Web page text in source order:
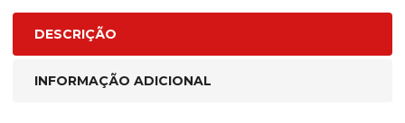
DESCRIÇÃO
INFORMAÇÃO ADICIONAL